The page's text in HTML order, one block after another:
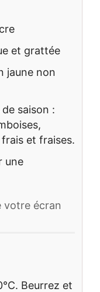
et grattée
jaune non
saison :
et fraises.
une
votre écran
Beurrez et